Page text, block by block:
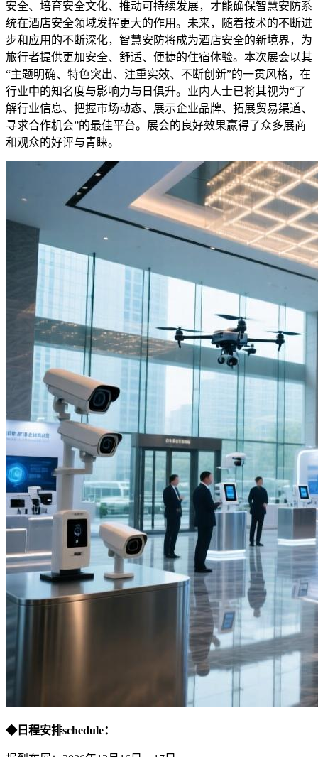
安全、培育安全文化、推动可持续发展，才能确保智慧安防系
统在酒店安全领域发挥更大的作用。未来，随着技术的不断进
步和应用的不断深化，智慧安防将成为酒店安全的新境界，为
旅行者提供更加安全、舒适、便捷的住宿体验。本次展会以其
“主题明确、特色突出、注重实效、不断创新”的一贯风格，在
行业中的知名度与影响力与日俱升。业内人士已将其视为“了
解行业信息、把握市场动态、展示企业品牌、拓展贸易渠道、
寻求合作机会”的最佳平台。展会的良好效果赢得了众多展商
和观众的好评与青睐。
◆日程安排schedule：